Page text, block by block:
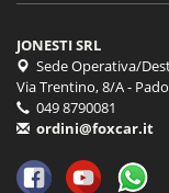
JONESTI SRL
Sede Operativa/
Via Trentino, 8/A -
049 8790081
ordini@foxcar.it